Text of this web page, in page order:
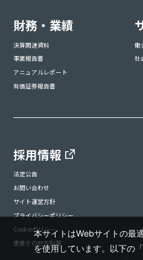
財務・業績
決算関連資料
事業報告書
アニュアルレポート
有価証券報告書
働
社
採用情報
法定公告
お問い合わせ
サイト運営方針
プライバシーポリシー
Cookieポリシー
憲章その他方針等
本サイトはWebサイトの最
を使用しています。以下の